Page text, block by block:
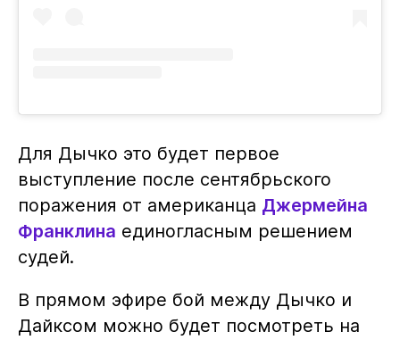
Для Дычко это будет первое
выступление после сентябрьского
поражения от американца Джермейна
Франклина единогласным решением
судей.
В прямом эфире бой между Дычко и
Дайксом можно будет посмотреть на